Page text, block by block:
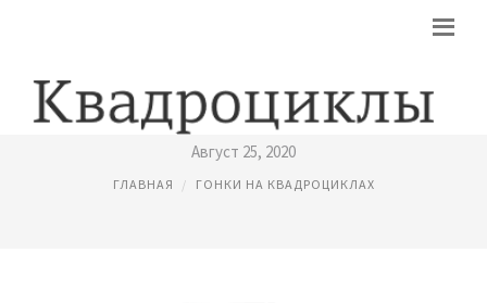
КАТАНИЕ НА КВАДРОЦИКЛАХ
Август 25, 2020
ГЛАВНАЯ ГОНКИ НА КВАДРОЦИКЛАХ